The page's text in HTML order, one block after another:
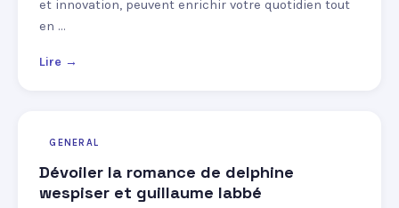
et innovation, peuvent enrichir votre quotidien tout
en …
Lire →
GENERAL
Dévoiler la romance de delphine
wespiser et guillaume labbé